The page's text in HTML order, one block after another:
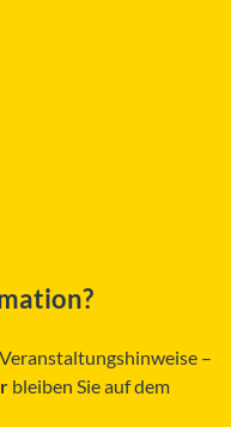
–
bleiben Sie auf dem